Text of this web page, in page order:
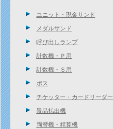
ユニット・現金サンド
メダルサンド
呼び出しランプ
計数機・Ｐ用
計数機・Ｓ用
ポス
チケッター・カードリーダー
景品払出機
両替機・精算機